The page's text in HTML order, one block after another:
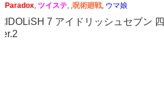
Paradox, ツイステ, ,呪術廻戦, ウマ娘